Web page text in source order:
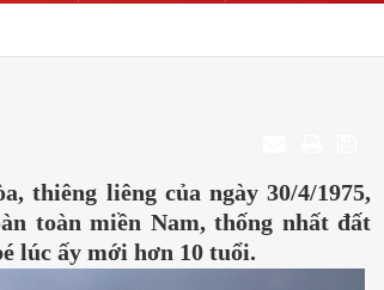
thiêng liêng của ngày 30/4/1975,
toàn miền Nam, thống nhất đất
lúc ấy mới hơn 10 tuổi.